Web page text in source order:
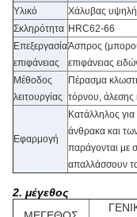
Υλικό
Χάλυβας
Σκληρότητα HRC62-66
Επεξεργασία
επιφάνειας
Άσπρος
επιφάνειας
Μέθοδος
λειτουργίας
Πέρασμα
τόρνου, άλεσης
Εφαρμογή
Κατάλληλος
άνθρακα και
παράγονται με
απαλλάσσουν
2. μέγεθος